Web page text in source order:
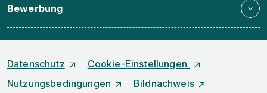
Bewerbung
Datenschutz
Cookie-Einstellungen
Nutzungsbedingungen
Bildnachweis